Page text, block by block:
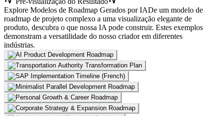
Explore Modelos de Roadmap Gerados por IADe um modelo de
roadmap de projeto complexo a uma visualização elegante de
produto, descubra o que nossa IA pode construir. Estes exemplos
demonstram a versatilidade do nosso criador em diferentes
indústrias.